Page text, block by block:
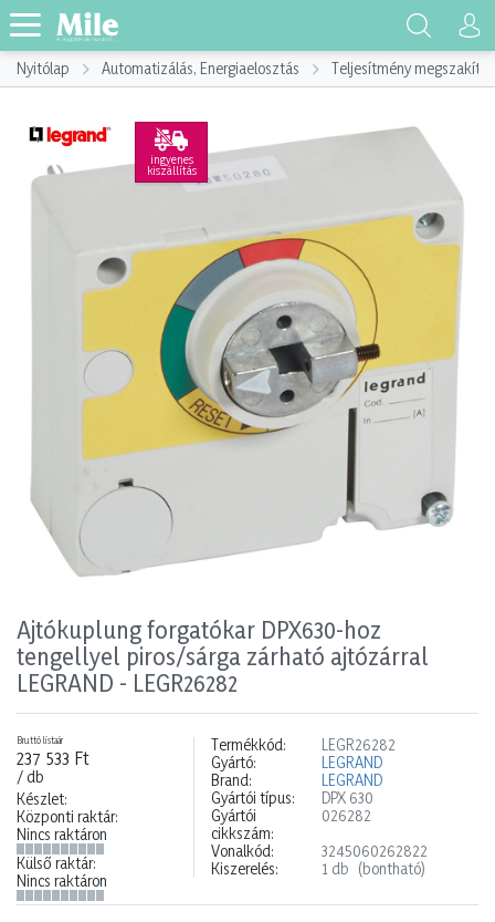
Nyitólap Automatizálás, Energiaelosztás Teljesítmény
ingyenes
kiszállítás
Ajtókuplung forgatókar DPX630-hoz
tengellyel piros/sárga zárható ajtózárral
LEGRAND - LEGR26282
Bruttó listaár
237 533 Ft
/ db
Készlet:
Központi raktár:
Nincs raktáron
Külső raktár:
Nincs raktáron
Termékkód:
LEGR26282
Gyártó:
LEGRAND
Brand:
LEGRAND
Gyártói típus:
DPX 630
Gyártói
cikkszám:
026282
Vonalkód:
3245060262822
Kiszerelés:
1 db (bontható)